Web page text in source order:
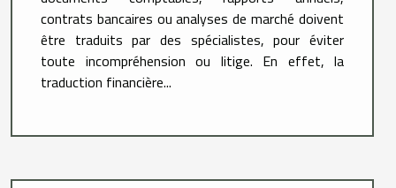
contrats bancaires ou analyses de marché doivent
être traduits par des spécialistes, pour éviter
toute incompréhension ou litige. En effet, la
traduction financière...